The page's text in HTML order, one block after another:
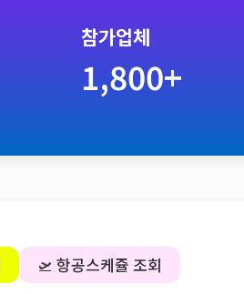
참가업체
1,800+
🛫 항공스케쥴 조회